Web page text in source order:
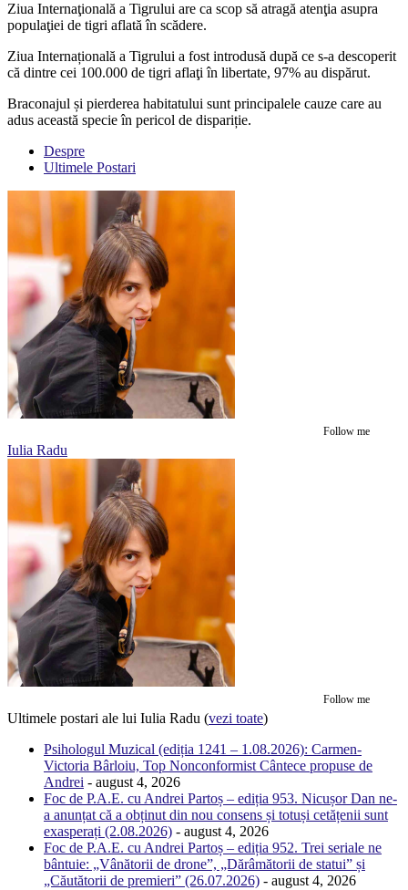
Ziua Internaţională a Tigrului are ca scop să atragă atenţia asupra
populaţiei de tigri aflată în scădere.
Ziua Internațională a Tigrului a fost introdusă după ce s-a descoperit
că dintre cei 100.000 de tigri aflaţi în libertate, 97% au dispărut.
Braconajul și pierderea habitatului sunt principalele cauze care au
adus această specie în pericol de dispariție.
Despre
Ultimele Postari
Follow me
Iulia Radu
Follow me
Ultimele postari ale lui Iulia Radu (vezi toate)
Psihologul Muzical (ediția 1241 – 1.08.2026): Carmen-
Victoria Bârloiu, Top Nonconformist Cântece propuse de
Andrei - august 4, 2026
Foc de P.A.E. cu Andrei Partoș – ediția 953. Nicușor Dan ne-
a anunțat că a obținut din nou consens și totuși cetățenii sunt
exasperați (2.08.2026) - august 4, 2026
Foc de P.A.E. cu Andrei Partoș – ediția 952. Trei seriale ne
bântuie: „Vânătorii de drone”, „Dărâmătorii de statui” și
„Căutătorii de premieri” (26.07.2026) - august 4, 2026